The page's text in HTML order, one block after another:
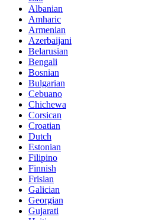
Albanian
Amharic
Armenian
Azerbaijani
Belarusian
Bengali
Bosnian
Bulgarian
Cebuano
Chichewa
Corsican
Croatian
Dutch
Estonian
Filipino
Finnish
Frisian
Galician
Georgian
Gujarati